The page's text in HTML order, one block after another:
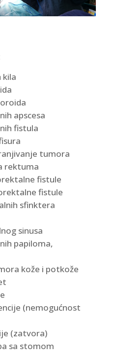
kila
apscesa
fistula
tumora
rektuma
fistule
fistule
sfinktera
sinusa
papiloma,
kože i potkože
(nemogućnost
(zatvora)
sa stomom